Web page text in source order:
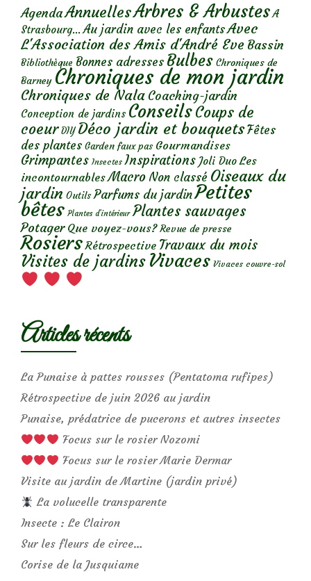
AgendaAnnuellesArbres & Arbustes A
Strasbourg... Au jardin avec les enfantsAvec
L'Association des Amis d'André Eve Bassin
Bibliothèque Bonnes adresses Bulbes Chroniques de
Barney Chroniques de mon jardin
Chroniques de Nala Coaching-jardin
Conception de jardins ConseilsCoups de
coeur DIY Déco jardin et bouquetsFêtes
des plantes Garden faux pas Gourmandises
Grimpantes Insectes Inspirations Joli Duo Les
incontournables Macro Non classé Oiseaux du
jardin Outils Parfums du jardinPetites
bêtes Plantes d’intérieur Plantes sauvages
Potager Que voyez-vous? Revue de presse
Rosiers Rétrospective Travaux du mois
Visites de jardins Vivaces Vivaces couvre-sol
Articles récents
La Punaise à pattes rousses (Pentatoma rufipes)
Rétrospective de juin 2026 au jardin
Punaise, prédatrice de pucerons et autres insectes
Focus sur le rosier Nozomi
Focus sur le rosier Marie Dermar
Visite au jardin de Martine (jardin privé)
La volucelle transparente
Insecte : Le Clairon
Sur les fleurs de circe…
Corise de la Jusquiame